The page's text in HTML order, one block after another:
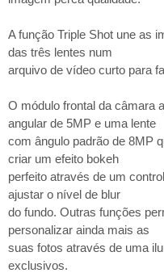
A função Triple Shot une as
das três lentes num
arquivo de vídeo curto para
O módulo frontal da câmara
angular de 5MP e uma lente
com ângulo padrão de 8MP
criar um efeito bokeh
perfeito através de um
ajustar o nível de blur
do fundo. Outras funções
personalizar ainda mais as
suas fotos através de uma
exclusivos.